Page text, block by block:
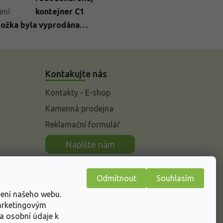
našeho webu.
osobní údaje k
Odmítnout Souhlasím
:
kontejner C1
byla vyprodána…
Kontakujte nás
Kontakty - E-shop
Kamenná prodejna
Reklamační formulář
Napište nám